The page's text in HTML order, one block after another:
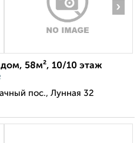
›
58м², 10/10 этаж
пос., Лунная 32